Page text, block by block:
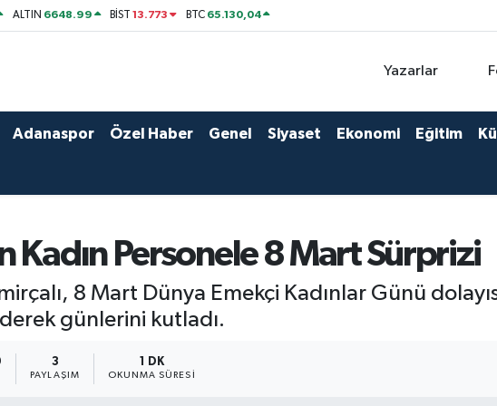
ALTIN 6648.99 BİST13.773 BTC 65.130,04
Yazarlar
Adanaspor Özel Haber Genel Siyaset Ekonomi Eğitim
Kadın Personele 8 Mart Sürprizi
8 Mart Dünya Emekçi Kadınlar Günü
günlerini kutladı.
3
PAYLAŞIM
1 DK
OKUNMA SÜRESI